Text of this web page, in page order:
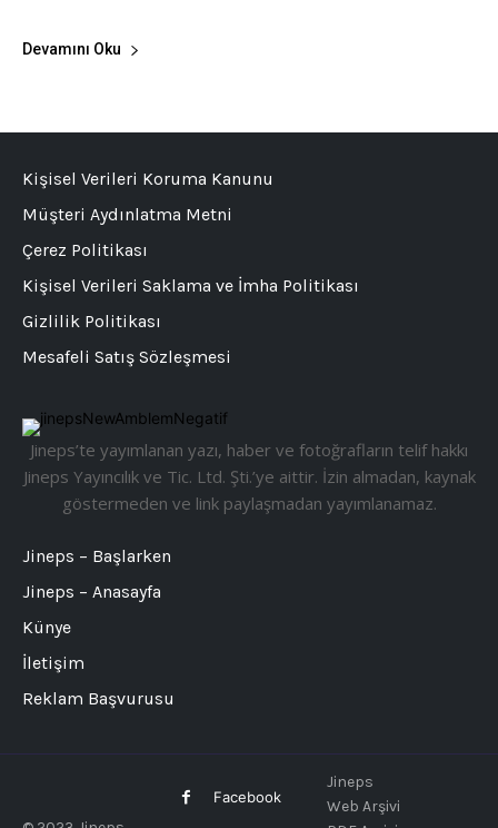
Devamını Oku
Jineps’te yayımlanan yazı, haber ve fotoğrafların telif hakkı
Jineps Yayıncılık ve Tic. Ltd. Şti.’ye aittir. İzin almadan, kaynak
göstermeden ve link paylaşmadan yayımlanamaz.
Jineps – Başlarken
Jineps – Anasayfa
Künye
İletişim
Reklam Başvurusu
Kişisel Verileri Koruma Kanunu
Müşteri Aydınlatma Metni
Çerez Politikası
Kişisel Verileri Saklama ve İmha Politikası
Gizlilik Politikası
Mesafeli Satış Sözleşmesi
Facebook
Jineps
Web Arşivi